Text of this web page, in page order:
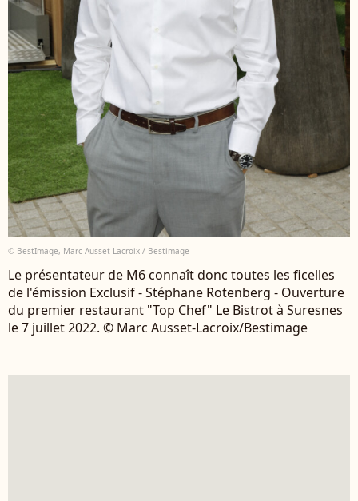
© BestImage, Marc Ausset Lacroix / Bestimage
Le présentateur de M6 connaît donc toutes les ficelles
de l'émission Exclusif - Stéphane Rotenberg - Ouverture
du premier restaurant "Top Chef" Le Bistrot à Suresnes
le 7 juillet 2022. © Marc Ausset-Lacroix/Bestimage